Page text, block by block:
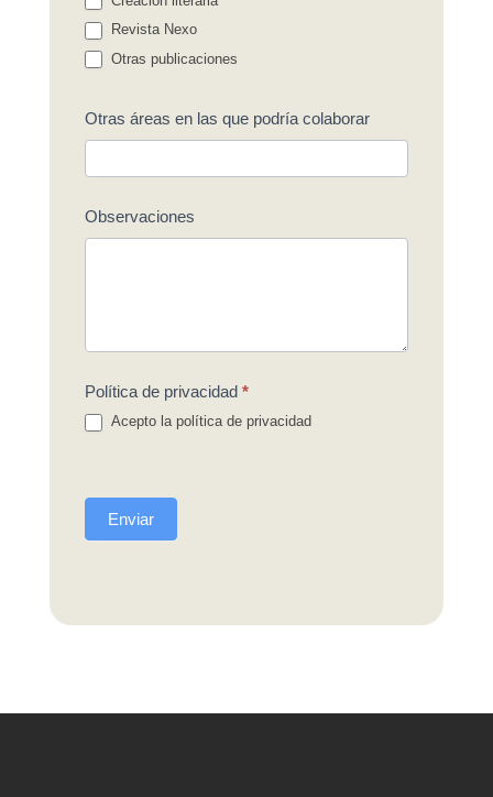
Revista Nexo
Otras publicaciones
Otras áreas en las que podría colaborar
Observaciones
Política de privacidad *
Acepto la política de privacidad
Enviar